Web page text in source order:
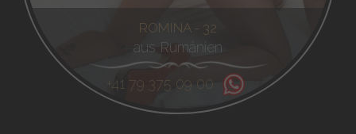
ROMINA - 32
aus Rumänien
+41 79 375 09 00